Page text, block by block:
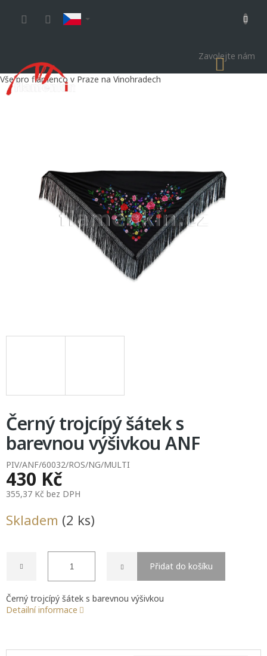
Zavolejte nám
Vše pro flamenco v Praze na Vinohradech
KOŠÍK
Černý trojcípý šátek s
barevnou výšivkou ANF
PIV/ANF/60032/ROS/NG/MULTI
430 Kč
355,37 Kč bez DPH
cena:
Skladem (2 ks)
Přidat do košíku
Černý trojcípý šátek s barevnou výšivkou
Detailní informace